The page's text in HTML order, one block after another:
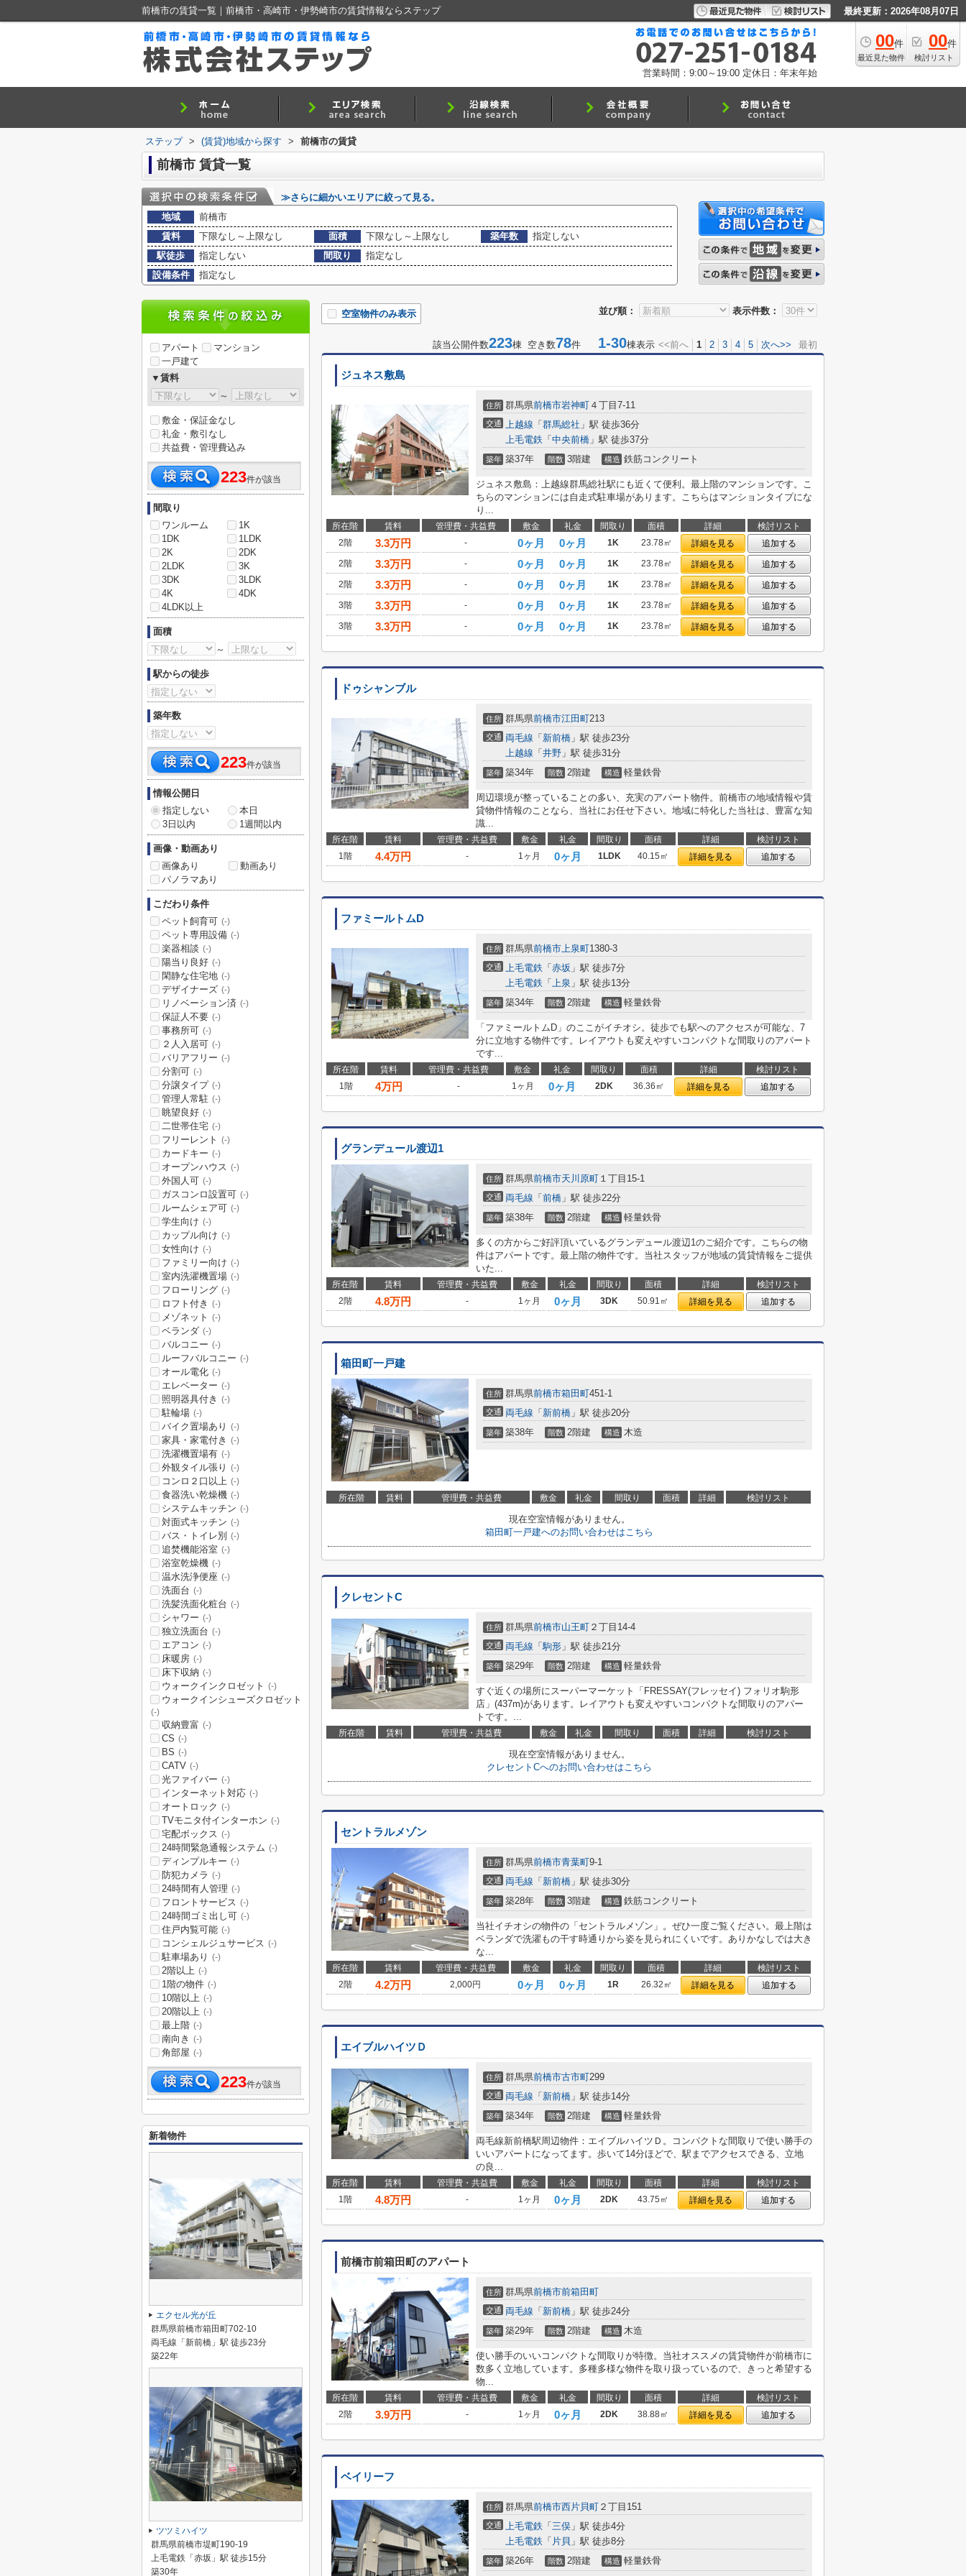
前橋市の賃貸一覧｜前橋市・高崎市・伊勢崎市の賃貸情報ならステップ 最終更新：2026年08月07日
00件
最近見た物件
00件
検討リスト
営業時間：9:00～19:00 定休日：年末年始
ステップ > (賃貸)地域から探す > 前橋市の賃貸
前橋市 賃貸一覧
≫さらに細かいエリアに絞って見る。
地域
前橋市
賃料
下限なし～上限なし 面積 下限なし～上限なし 築年数
指定しない
駅徒歩
指定しない 間取り
指定なし
設備条件
指定なし
並び順： 表示件数：
空室物件のみ表示
該当公開件数223棟 空き数78件 1-30棟表示 <<前へ 1 2 3 4 5 次へ>> 最初
ジュネス敷島
住所 群馬県前橋市岩神町 ４丁目7-11
交通 上越線 「 群馬総社 」駅 徒歩36分
上毛電鉄 「 中央前橋 」駅 徒歩37分
築年 築37年 階数 3階建 構造 鉄筋コンクリート
ジュネス敷島：上越線群馬総社駅にも近くて便利。最上階のマンションです。こ
ちらのマンションには自走式駐車場があります。こちらはマンションタイプにな
り...
所在階 賃料 管理費・共益費 敷金 礼金 間取り 面積 詳細
検討リスト
2階
3.3万円 - 0ヶ月 0ヶ月 1K 23.78㎡ 詳細を見る
追加する
2階
3.3万円 - 0ヶ月 0ヶ月 1K 23.78㎡ 詳細を見る
追加する
2階
3.3万円 - 0ヶ月 0ヶ月 1K 23.78㎡ 詳細を見る
追加する
3階
3.3万円 - 0ヶ月 0ヶ月 1K 23.78㎡ 詳細を見る
追加する
3階
3.3万円 - 0ヶ月 0ヶ月 1K 23.78㎡ 詳細を見る 追加する
ドゥシャンブル
住所 群馬県前橋市江田町213
交通 両毛線 「 新前橋 」駅 徒歩23分
上越線 「 井野 」駅 徒歩31分
築年 築34年 階数 2階建 構造 軽量鉄骨
周辺環境が整っていることの多い、充実のアパート物件。前橋市の地域情報や賃
貸物件情報のことなら、当社にお任せ下さい。地域に特化した当社は、豊富な知
識...
所在階 賃料 管理費・共益費 敷金 礼金 間取り 面積 詳細
検討リスト
1階
4.4万円 - 1ヶ月 0ヶ月 1LDK 40.15㎡ 詳細を見る 追加する
ファミールトムD
住所 群馬県前橋市上泉町1380-3
交通 上毛電鉄 「 赤坂 」駅 徒歩7分
上毛電鉄 「 上泉 」駅 徒歩13分
築年 築34年 階数 2階建 構造 軽量鉄骨
「ファミールトムD」のここがイチオシ。徒歩でも駅へのアクセスが可能な、7
分に立地する物件です。レイアウトも変えやすいコンパクトな間取りのアパート
です...
所在階 賃料 管理費・共益費 敷金 礼金 間取り 面積 詳細
検討リスト
1階
4万円 - 1ヶ月 0ヶ月 2DK 36.36㎡ 詳細を見る 追加する
グランデュール渡辺1
住所 群馬県前橋市天川原町 １丁目15-1
交通 両毛線 「 前橋 」駅 徒歩22分
築年 築38年 階数 2階建 構造 軽量鉄骨
多くの方からご好評頂いているグランデュール渡辺1のご紹介です。こちらの物
件はアパートです。最上階の物件です。当社スタッフが地域の賃貸情報をご提供
いた...
所在階 賃料 管理費・共益費 敷金 礼金 間取り 面積 詳細
検討リスト
2階
4.8万円 - 1ヶ月 0ヶ月 3DK 50.91㎡ 詳細を見る 追加する
箱田町一戸建
住所 群馬県前橋市箱田町451-1
交通 両毛線 「 新前橋 」駅 徒歩20分
築年 築38年 階数 2階建 構造 木造
所在階 賃料 管理費・共益費 敷金 礼金 間取り 面積 詳細 検討リスト
現在空室情報がありません。
箱田町一戸建へのお問い合わせはこちら
クレセントC
住所 群馬県前橋市山王町 ２丁目14-4
交通 両毛線 「駒形 」駅 徒歩21分
築年 築29年 階数 2階建 構造 軽量鉄骨
すぐ近くの場所にスーパーマーケット「FRESSAY(フレッセイ) フォリオ駒形
店」(437m)があります。レイアウトも変えやすいコンパクトな間取りのアパー
トです。...
所在階 賃料 管理費・共益費 敷金 礼金 間取り 面積 詳細 検討リスト
現在空室情報がありません。
クレセントCへのお問い合わせはこちら
セントラルメゾン
住所 群馬県前橋市青葉町9-1
交通 両毛線 「 新前橋 」駅 徒歩30分
築年 築28年 階数 3階建 構造 鉄筋コンクリート
当社イチオシの物件の「セントラルメゾン」。ぜひ一度ご覧ください。最上階は
ベランダで洗濯もの干す時通りから姿を見られにくいです。ありかなしでは大き
な...
所在階 賃料 管理費・共益費 敷金 礼金 間取り 面積 詳細
検討リスト
2階
4.2万円 2,000円 0ヶ月 0ヶ月 1R 26.32㎡ 詳細を見る 追加する
エイブルハイツＤ
住所 群馬県前橋市古市町299
交通 両毛線 「 新前橋 」駅 徒歩14分
築年 築34年 階数 2階建 構造 軽量鉄骨
両毛線新前橋駅周辺物件：エイブルハイツＤ。コンパクトな間取りで使い勝手の
いいアパートになってます。歩いて14分ほどで、駅までアクセスできる、立地
の良...
所在階 賃料 管理費・共益費 敷金 礼金 間取り 面積 詳細
検討リスト
1階
4.8万円 - 1ヶ月 0ヶ月 2DK 43.75㎡ 詳細を見る 追加する
前橋市前箱田町のアパート
住所 群馬県前橋市前箱田町
交通 両毛線 「 新前橋 」駅 徒歩24分
築年 築29年 階数 2階建 構造 木造
使い勝手のいいコンパクトな間取りが特徴。当社オススメの賃貸物件が前橋市に
数多く立地しています。多種多様な物件を取り扱っているので、きっと希望する
物...
所在階 賃料 管理費・共益費 敷金 礼金 間取り 面積 詳細
検討リスト
2階
3.9万円 - 1ヶ月 0ヶ月 2DK 38.88㎡ 詳細を見る 追加する
ベイリーフ
住所 群馬県前橋市西片貝町 ２丁目151
交通 上毛電鉄 「 三俣 」駅 徒歩4分
上毛電鉄 「 片貝 」駅 徒歩8分
築年 築26年 階数 2階建 構造 軽量鉄骨
アパート
マンション
一戸建て
▼賃料
～
敷金・保証金なし
礼金・敷引なし
共益費・管理費込み
223件が該当
間取り
ワンルーム
1K
1DK
1LDK
2K
2DK
2LDK
3K
3DK
3LDK
4K
4DK
4LDK以上
面積
～
駅からの徒歩
築年数
223件が該当
情報公開日
指定しない
本日
3日以内
1週間以内
画像・動画あり
画像あり
動画あり
パノラマあり
こだわり条件
ペット飼育可 (-)
ペット専用設備 (-)
楽器相談 (-)
陽当り良好 (-)
閑静な住宅地 (-)
デザイナーズ (-)
リノベーション済 (-)
保証人不要 (-)
事務所可 (-)
２人入居可 (-)
バリアフリー (-)
分割可 (-)
分譲タイプ (-)
管理人常駐 (-)
眺望良好 (-)
二世帯住宅 (-)
フリーレント (-)
カードキー (-)
オープンハウス (-)
外国人可 (-)
ガスコンロ設置可 (-)
ルームシェア可 (-)
学生向け (-)
カップル向け (-)
女性向け (-)
ファミリー向け (-)
室内洗濯機置場 (-)
フローリング (-)
ロフト付き (-)
メゾネット (-)
ベランダ (-)
バルコニー (-)
ルーフバルコニー (-)
オール電化 (-)
エレベーター (-)
照明器具付き (-)
駐輪場 (-)
バイク置場あり (-)
家具・家電付き (-)
洗濯機置場有 (-)
外観タイル張り (-)
コンロ２口以上 (-)
食器洗い乾燥機 (-)
システムキッチン (-)
対面式キッチン (-)
バス・トイレ別 (-)
追焚機能浴室 (-)
浴室乾燥機 (-)
温水洗浄便座 (-)
洗面台 (-)
洗髪洗面化粧台 (-)
シャワー (-)
独立洗面台 (-)
エアコン (-)
床暖房 (-)
床下収納 (-)
ウォークインクロゼット (-)
ウォークインシューズクロゼット
(-)
収納豊富 (-)
CS (-)
BS (-)
CATV (-)
光ファイバー (-)
インターネット対応 (-)
オートロック (-)
TVモニタ付インターホン (-)
宅配ボックス (-)
24時間緊急通報システム (-)
ディンプルキー (-)
防犯カメラ (-)
24時間有人管理 (-)
フロントサービス (-)
24時間ゴミ出し可 (-)
住戸内覧可能 (-)
コンシェルジュサービス (-)
駐車場あり (-)
2階以上 (-)
1階の物件 (-)
10階以上 (-)
20階以上 (-)
最上階 (-)
南向き (-)
角部屋 (-)
223件が該当
新着物件
エクセル光が丘
群馬県前橋市箱田町702-10
両毛線「新前橋」駅 徒歩23分
築22年
ツツミハイツ
群馬県前橋市堤町190-19
上毛電鉄「赤坂」駅 徒歩15分
築30年